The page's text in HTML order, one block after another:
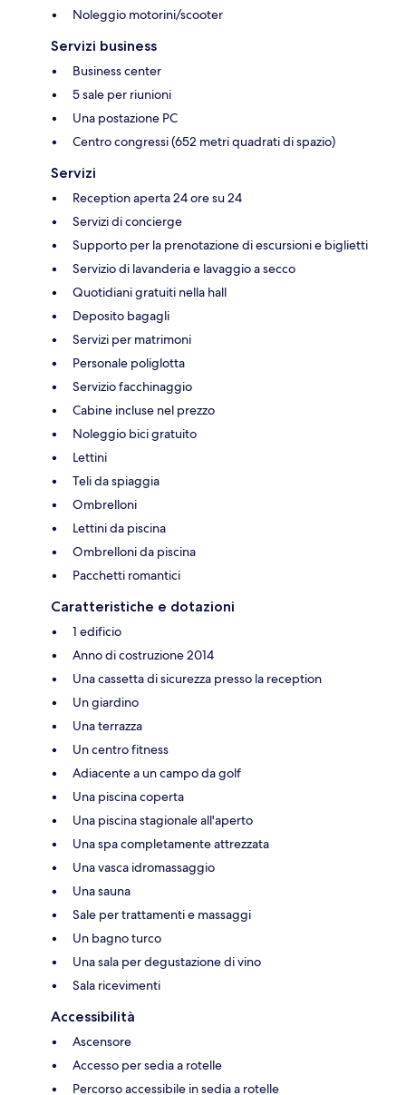
Noleggio motorini/scooter
Servizi business
Business center
5 sale per riunioni
Una postazione PC
Centro congressi (652 metri quadrati di spazio)
Servizi
Reception aperta 24 ore su 24
Servizi di concierge
Supporto per la prenotazione di escursioni e biglietti
Servizio di lavanderia e lavaggio a secco
Quotidiani gratuiti nella hall
Deposito bagagli
Servizi per matrimoni
Personale poliglotta
Servizio facchinaggio
Cabine incluse nel prezzo
Noleggio bici gratuito
Lettini
Teli da spiaggia
Ombrelloni
Lettini da piscina
Ombrelloni da piscina
Pacchetti romantici
Caratteristiche e dotazioni
1 edificio
Anno di costruzione 2014
Una cassetta di sicurezza presso la reception
Un giardino
Una terrazza
Un centro fitness
Adiacente a un campo da golf
Una piscina coperta
Una piscina stagionale all'aperto
Una spa completamente attrezzata
Una vasca idromassaggio
Una sauna
Sale per trattamenti e massaggi
Un bagno turco
Una sala per degustazione di vino
Sala ricevimenti
Accessibilità
Ascensore
Accesso per sedia a rotelle
Percorso accessibile in sedia a rotelle